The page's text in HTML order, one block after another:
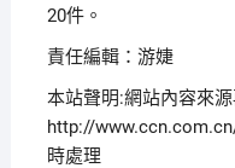
20件。
責任編輯：游婕
本站聲明:網站內容來
http://
時處理